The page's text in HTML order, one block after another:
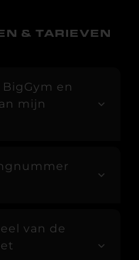
& TARIEVEN
en
mijn
van de